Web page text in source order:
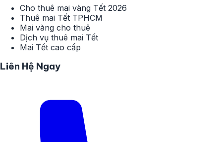
Cho thuê mai vàng Tết 2026
Thuê mai Tết TPHCM
Mai vàng cho thuê
Dịch vụ thuê mai Tết
Mai Tết cao cấp
Liên Hệ Ngay